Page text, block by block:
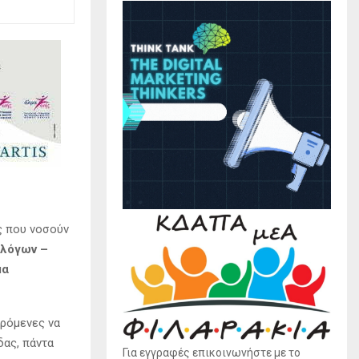
που νοσούν
–
να
πάντα
Για εγγραφές επικοινωνήστε με το